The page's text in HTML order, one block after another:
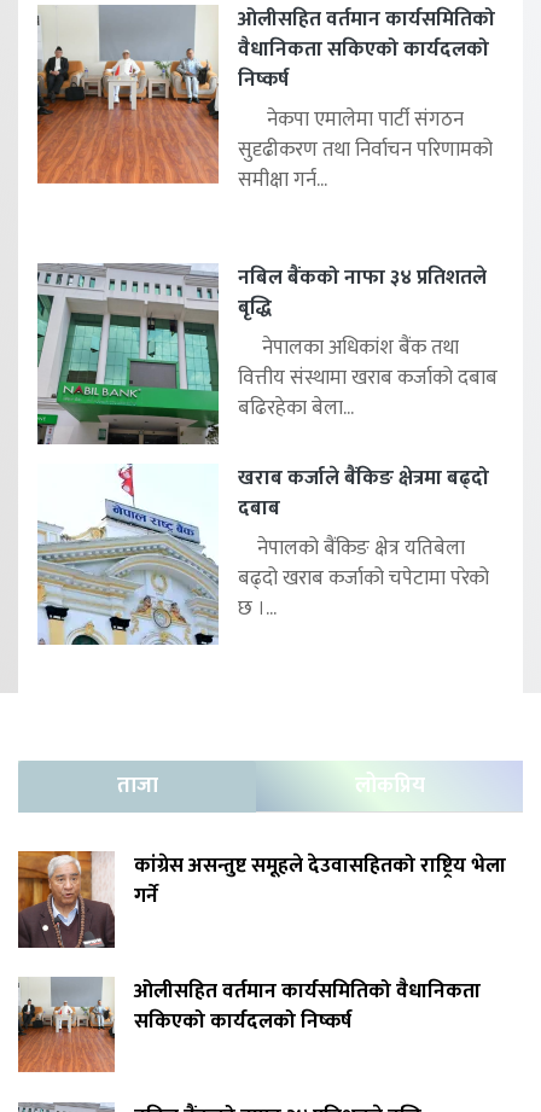
ओलीसहित वर्तमान कार्यसमितिको
वैधानिकता सकिएको कार्यदलको
निष्कर्ष
नेकपा एमालेमा पार्टी संगठन
सुदृढीकरण तथा निर्वाचन परिणामको
समीक्षा गर्न...
नबिल बैंकको नाफा ३४ प्रतिशतले
बृद्धि
नेपालका अधिकांश बैंक तथा
वित्तीय संस्थामा खराब कर्जाको दबाब
बढिरहेका बेला...
खराब कर्जाले बैंकिङ क्षेत्रमा बढ्दो
दबाब
नेपालको बैंकिङ क्षेत्र यतिबेला
बढ्दो खराब कर्जाको चपेटामा परेको
छ ।...
ताजा लोकप्रिय
कांग्रेस असन्तुष्ट समूहले देउवासहितको राष्ट्रिय भेला
गर्ने
ओलीसहित वर्तमान कार्यसमितिको वैधानिकता
सकिएको कार्यदलको निष्कर्ष